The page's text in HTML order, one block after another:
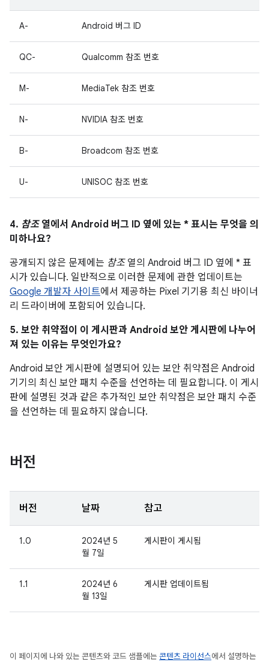
A- Android 버그 ID
QC- Qualcomm 참조 번호
M- MediaTek 참조 번호
N- NVIDIA 참조 번호
B- Broadcom 참조 번호
U- UNISOC 참조 번호
4. 참조열에서 Android 버그 ID 옆에 있는 * 표시는 무엇을 의
미하나요?
공개되지 않은 문제에는 참조열의 Android 버그 ID 옆에 * 표
시가 있습니다. 일반적으로 이러한 문제에 관한 업데이트는
Google 개발자 사이트에서 제공하는 Pixel 기기용 최신 바이너
리 드라이버에 포함되어 있습니다.
5. 보안 취약점이 이 게시판과 Android 보안 게시판에 나누어
져 있는 이유는 무엇인가요?
Android 보안 게시판에 설명되어 있는 보안 취약점은 Android
기기의 최신 보안 패치 수준을 선언하는 데 필요합니다. 이 게시
판에 설명된 것과 같은 추가적인 보안 취약점은 보안 패치 수준
을 선언하는 데 필요하지 않습니다.
버전
버전 날짜 참고
1.0
2024년 5
월 7일
게시판이 게시됨
1.1
2024년 6
월 13일
게시판 업데이트됨
이 페이지에 나와 있는 콘텐츠와 코드 샘플에는 콘텐츠 라이선스에서 설명하는